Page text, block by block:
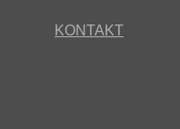
KONTAKT